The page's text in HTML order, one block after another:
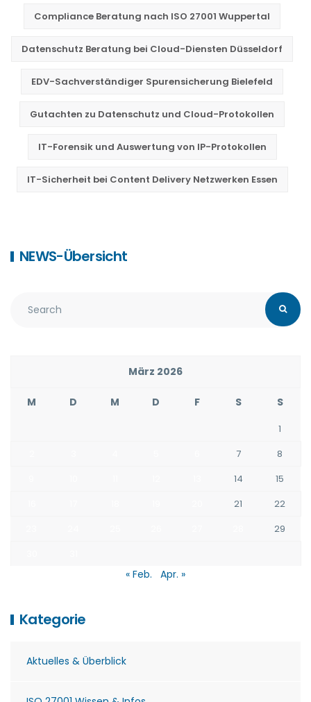
Compliance Beratung nach ISO 27001 Wuppertal
Datenschutz Beratung bei Cloud-Diensten Düsseldorf
EDV-Sachverständiger Spurensicherung Bielefeld
Gutachten zu Datenschutz und Cloud-Protokollen
IT-Forensik und Auswertung von IP-Protokollen
IT-Sicherheit bei Content Delivery Netzwerken Essen
NEWS-Übersicht
März 2026
M D M D F S S
1
7
8
14
15
21
22
29
« Feb. Apr. »
Kategorie
Aktuelles & Überblick